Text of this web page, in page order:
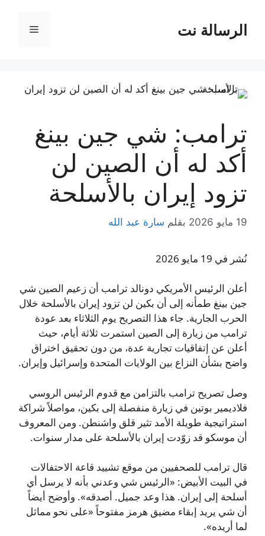
المحتوىالرسالة نت القائمة
ترامب: شي جين بينغ
أكد له أن الصين لن
تزود إيران بالأسلحة
19 مايو 2026 بقلم سارة عبد الله
نُشر في 19 مايو 2026
أعلن الرئيس الأمريكي دونالد ترامب أن زعيم الصين شي
جين بينغ طمأنه إلى أن بكين لن تزود إيران بالأسلحة خلال
الحرب الجارية. جاء هذا التصريح يوم الثلاثاء بعد عودة
ترامب من زيارة إلى الصين استمرت ثلاثة أيام، حيث
أعلن عن إتفاقيات تجارية عدة، من دون تحقيق اختراق
واضح بشأن النزاع بين الولايات المتحدة وإسرائيل وإيران.
وصل تصريح ترامب بالتزامن مع قدوم الرئيس الروسي
فلاديمير بوتين في زيارة منفصلة إلى بكين، مواصلاً شراكة
استراتيجية طويلة الأمد تثير قلق واشنطن. ومن المعروف
أن موسكو قد زوّدت إيران بالأسلحة على مدار سنوات.
قال ترامب للصحفيين من موقع تشييد قاعة الاحتفالات
في البيت الأبيض: «الرئيس شي وعدني بأنه لا يرسل أي
أسلحة إلى إيران. هذا وعد جميل. أصدقه». وأوضح أيضاً
أن شي يريد إبقاء مضيق هرمز مفتوحاً «على نحو مماثل
لما أريده».